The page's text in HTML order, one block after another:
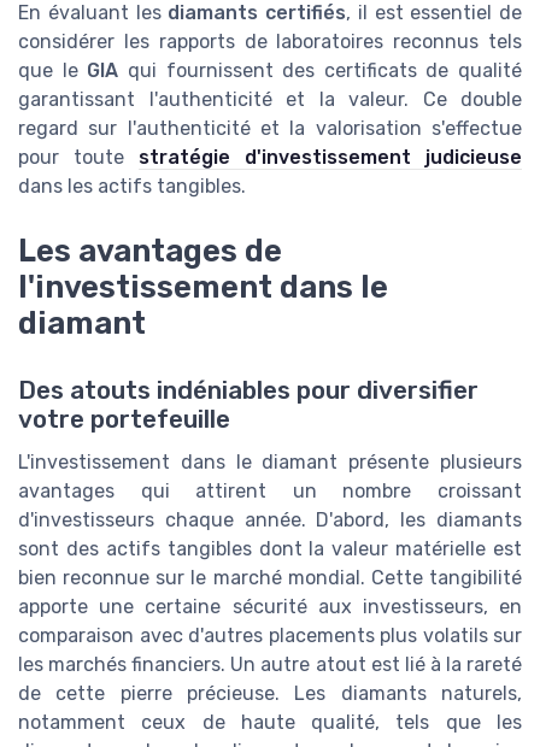
En évaluant les diamants certifiés, il est essentiel de
considérer les rapports de laboratoires reconnus tels
que le GIA qui fournissent des certificats de qualité
garantissant l'authenticité et la valeur. Ce double
regard sur l'authenticité et la valorisation s'effectue
pour toute stratégie d'investissement judicieuse
dans les actifs tangibles.
Les avantages de
l'investissement dans le
diamant
Des atouts indéniables pour diversifier
votre portefeuille
L'investissement dans le diamant présente plusieurs
avantages qui attirent un nombre croissant
d'investisseurs chaque année. D'abord, les diamants
sont des actifs tangibles dont la valeur matérielle est
bien reconnue sur le marché mondial. Cette tangibilité
apporte une certaine sécurité aux investisseurs, en
comparaison avec d'autres placements plus volatils sur
les marchés financiers. Un autre atout est lié à la rareté
de cette pierre précieuse. Les diamants naturels,
notamment ceux de haute qualité, tels que les